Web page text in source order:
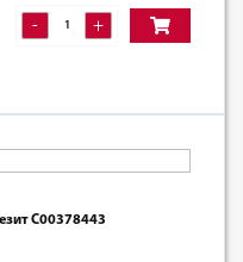
- +
C00378443